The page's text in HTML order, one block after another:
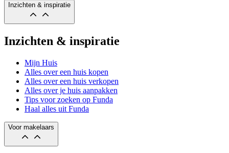
Inzichten & inspiratie
Inzichten & inspiratie
Mijn Huis
Alles over een huis kopen
Alles over een huis verkopen
Alles over je huis aanpakken
Tips voor zoeken op Funda
Haal alles uit Funda
Voor makelaars